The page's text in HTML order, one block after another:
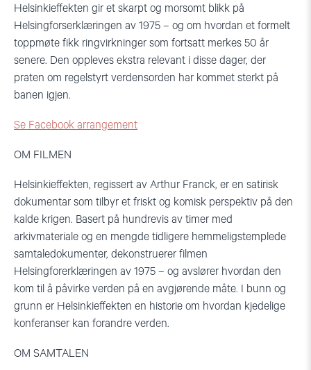
Helsinkieffekten gir et skarpt og morsomt blikk på
Helsingforserklæringen av 1975 – og om hvordan et formelt
toppmøte fikk ringvirkninger som fortsatt merkes 50 år
senere. Den oppleves ekstra relevant i disse dager, der
praten om regelstyrt verdensorden har kommet sterkt på
banen igjen.
Se Facebook arrangement
OM FILMEN
Helsinkieffekten, regissert av Arthur Franck, er en satirisk
dokumentar som tilbyr et friskt og komisk perspektiv på den
kalde krigen. Basert på hundrevis av timer med
arkivmateriale og en mengde tidligere hemmeligstemplede
samtaledokumenter, dekonstruerer filmen
Helsingforerklæringen av 1975 – og avslører hvordan den
kom til å påvirke verden på en avgjørende måte. I bunn og
grunn er Helsinkieffekten en historie om hvordan kjedelige
konferanser kan forandre verden.
OM SAMTALEN